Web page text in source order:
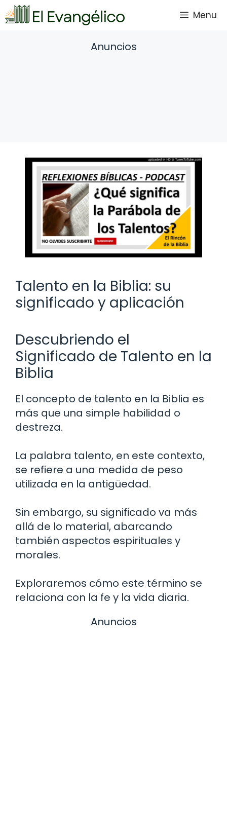
Saltar
al
Menu
Anuncios
Talento en la Biblia: su
significado y aplicación
Descubriendo el
Significado de Talento en la
Biblia
El concepto de talento en la Biblia es
más que una simple habilidad o
destreza.
La palabra talento, en este contexto,
se refiere a una medida de peso
utilizada en la antigüedad.
Sin embargo, su significado va más
allá de lo material, abarcando
también aspectos espirituales y
morales.
Exploraremos cómo este término se
relaciona con la fe y la vida diaria.
Anuncios